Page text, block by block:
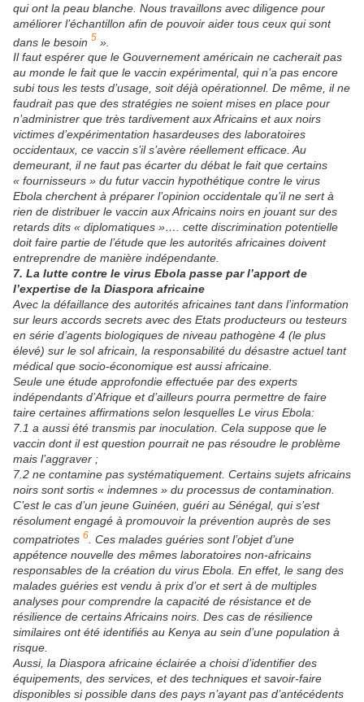
qui ont la peau blanche. Nous travaillons avec diligence pour
améliorer l’échantillon afin de pouvoir aider tous ceux qui sont
dans le besoin 5 ».
Il faut espérer que le Gouvernement américain ne cacherait pas
au monde le fait que le vaccin expérimental, qui n’a pas encore
subi tous les tests d’usage, soit déjà opérationnel. De même, il ne
faudrait pas que des stratégies ne soient mises en place pour
n’administrer que très tardivement aux Africains et aux noirs
victimes d’expérimentation hasardeuses des laboratoires
occidentaux, ce vaccin s’il s’avère réellement efficace. Au
demeurant, il ne faut pas écarter du débat le fait que certains
« fournisseurs » du futur vaccin hypothétique contre le virus
Ebola cherchent à préparer l’opinion occidentale qu’il ne sert à
rien de distribuer le vaccin aux Africains noirs en jouant sur des
retards dits « diplomatiques »…. cette discrimination potentielle
doit faire partie de l’étude que les autorités africaines doivent
entreprendre de manière indépendante.
7. La lutte contre le virus Ebola passe par l’apport de
l’expertise de la Diaspora africaine
Avec la défaillance des autorités africaines tant dans l’information
sur leurs accords secrets avec des Etats producteurs ou testeurs
en série d’agents biologiques de niveau pathogène 4 (le plus
élevé) sur le sol africain, la responsabilité du désastre actuel tant
médical que socio-économique est aussi africaine.
Seule une étude approfondie effectuée par des experts
indépendants d’Afrique et d’ailleurs pourra permettre de faire
taire certaines affirmations selon lesquelles Le virus Ebola:
7.1 a aussi été transmis par inoculation. Cela suppose que le
vaccin dont il est question pourrait ne pas résoudre le problème
mais l’aggraver ;
7.2 ne contamine pas systématiquement. Certains sujets africains
noirs sont sortis « indemnes » du processus de contamination.
C’est le cas d’un jeune Guinéen, guéri au Sénégal, qui s’est
résolument engagé à promouvoir la prévention auprès de ses
compatriotes 6
. Ces malades guéries sont l’objet d’une
appétence nouvelle des mêmes laboratoires non-africains
responsables de la création du virus Ebola. En effet, le sang des
malades guéries est vendu à prix d’or et sert à de multiples
analyses pour comprendre la capacité de résistance et de
résilience de certains Africains noirs. Des cas de résilience
similaires ont été identifiés au Kenya au sein d’une population à
risque.
Aussi, la Diaspora africaine éclairée a choisi d’identifier des
équipements, des services, et des techniques et savoir-faire
disponibles si possible dans des pays n’ayant pas d’antécédents